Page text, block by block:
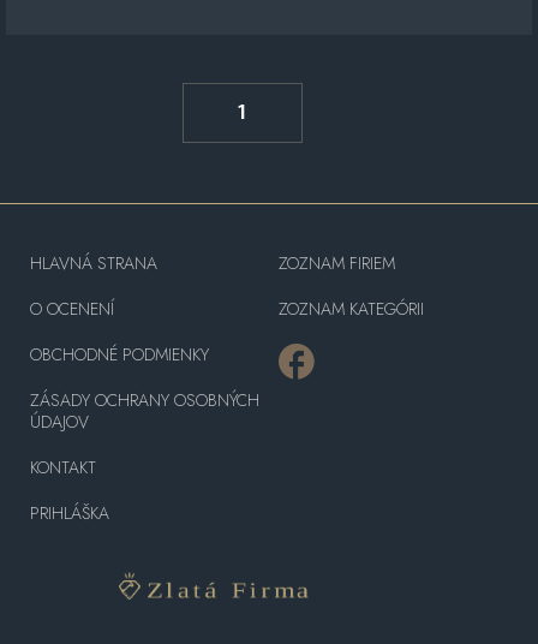
1
HLAVNÁ STRANA
O OCENENÍ
OBCHODNÉ PODMIENKY
ZÁSADY OCHRANY OSOBNÝCH
ÚDAJOV
KONTAKT
PRIHLÁŠKA
ZOZNAM FIRIEM
ZOZNAM KATEGÓRII